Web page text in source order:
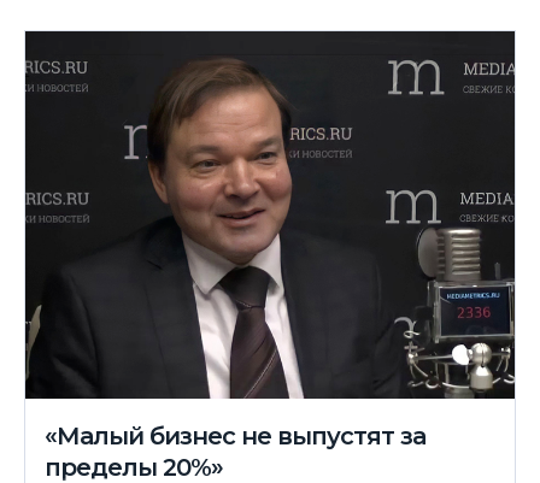
«Малый бизнес не выпустят за
пределы 20%»